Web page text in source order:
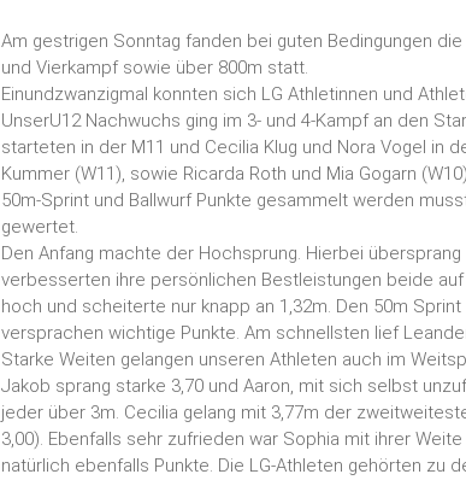
Am gestrigen Sonntag fanden bei guten Bedingungen
und Vierkampf sowie über 800m statt.
Einundzwanzigmal konnten sich LG Athletinnen und
UnserU12 Nachwuchs ging im 3- und 4-Kampf an den
starteten in der M11 und Cecilia Klug und Nora Vogel in
Kummer (W11), sowie Ricarda Roth und Mia Gogarn
50m-Sprint und Ballwurf Punkte gesammelt werden
gewertet.
Den Anfang machte der Hochsprung. Hierbei
verbesserten ihre persönlichen Bestleistungen beide
hoch und scheiterte nur knapp an 1,32m. Den 50m
versprachen wichtige Punkte. Am schnellsten lief
Starke Weiten gelangen unseren Athleten auch im
Jakob sprang starke 3,70 und Aaron, mit sich selbst
jeder über 3m. Cecilia gelang mit 3,77m der
3,00). Ebenfalls sehr zufrieden war Sophia mit ihrer
natürlich ebenfalls Punkte. Die LG-Athleten gehörten zu